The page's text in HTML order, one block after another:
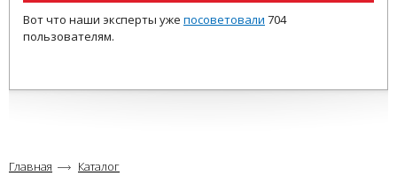
Вот что наши эксперты уже посоветовали 704
пользователям.
Главная Каталог